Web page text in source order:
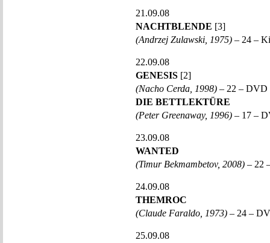
21.09.08
NACHTBLENDE [3]
(Andrzej Zulawski, 1975) – 24 –
22.09.08
GENESIS [2]
(Nacho Cerda, 1998) – 22 –
DIE BETTLEKTÜRE
(Peter Greenaway, 1996) – 17 –
23.09.08
WANTED
(Timur Bekmambetov, 2008) – 22
24.09.08
THEMROC
(Claude Faraldo, 1973) – 24 –
25.09.08